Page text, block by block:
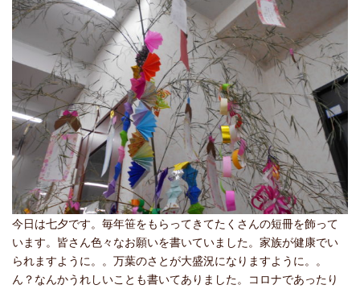
今日は七夕です。毎年笹をもらってきてたくさんの短冊を飾って
います。皆さん色々なお願いを書いていました。家族が健康でい
られますように。。万葉のさとが大盛況になりますように。。
ん？なんかうれしいことも書いてありました。コロナであったり